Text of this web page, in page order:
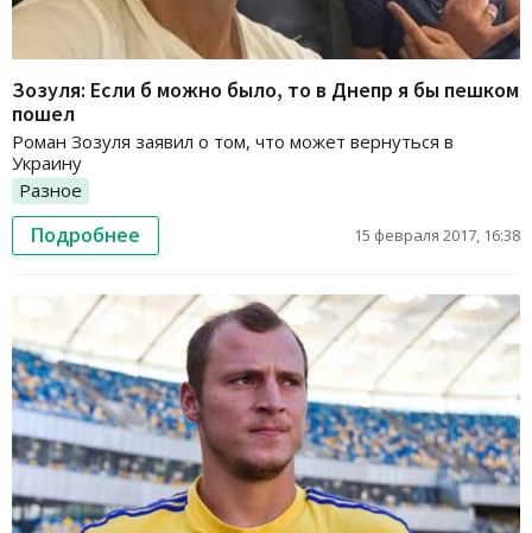
Зозуля: Если б можно было, то в Днепр я бы пешком
пошел
Роман Зозуля заявил о том, что может вернуться в
Украину
Разное
Подробнее 15 февраля 2017, 16:38